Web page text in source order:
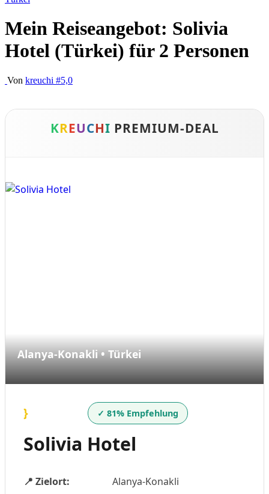
Mein Reiseangebot: Solivia
Hotel (Türkei) für 2 Personen
Von kreuchi #5,0
KREUCHI PREMIUM-DEAL
Alanya-Konakli • Türkei
} ✓ 81% Empfehlung
Solivia Hotel
📍 Zielort: Alanya-Konakli